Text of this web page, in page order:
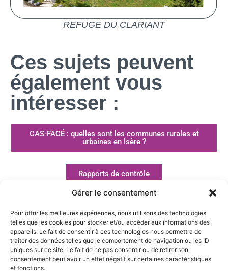
Gérer le consentement
Pour offrir les meilleures expériences, nous utilisons des technologies
telles que les cookies pour stocker et/ou accéder aux informations des
appareils. Le fait de consentir à ces technologies nous permettra de
traiter des données telles que le comportement de navigation ou les ID
uniques sur ce site. Le fait de ne pas consentir ou de retirer son
consentement peut avoir un effet négatif sur certaines caractéristiques
et fonctions.
REFUGE DU CLARIANT
Ces sujets peuvent
également vous
intéresser :
CAS-FACÉ : quelles sont les communes rurales et
urbaines en Isère ?
Rapports de contrôle
concession électricité